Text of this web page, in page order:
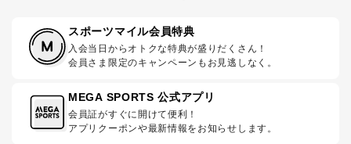
スポーツマイル会員特典
入会当日からオトクな特典が盛りだくさん！
会員さま限定のキャンペーンもお見逃しなく。
MEGA SPORTS 公式アプリ
会員証がすぐに開けて便利！
アプリクーポンや最新情報をお知らせします。